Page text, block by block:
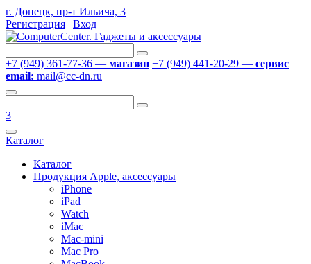
г. Донецк, пр-т Ильича, 3
Регистрация | Вход
+7 (949) 361-77-36 — магазин +7 (949) 441-20-29 — сервис
email: mail@cc-dn.ru
3
Каталог
Каталог
Продукция Apple, аксессуары
iPhone
iPad
Watch
iMac
Mac-mini
Mac Pro